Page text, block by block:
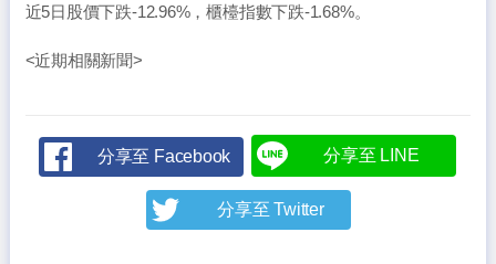
近5日股價下跌-12.96%，櫃檯指數下跌-1.68%。
<近期相關新聞>
分享至 Facebook 分享至 LINE
分享至 Twitter